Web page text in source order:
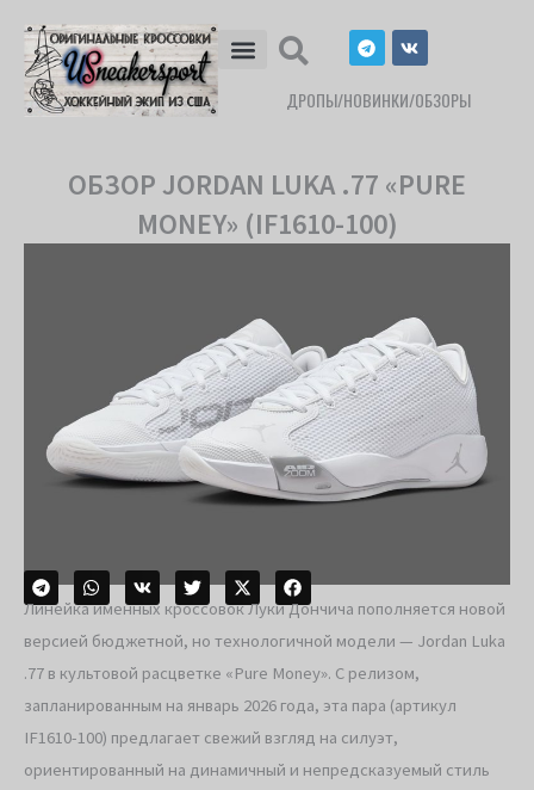
содержимому
T
e
l
e
g
V
k
ДРОПЫ/НОВИНКИ/ОБЗОРЫ
ОБЗОР JORDAN LUKA .77 «PURE
MONEY» (IF1610-100)
Линейка именных кроссовок Луки Дончича пополняется новой
версией бюджетной, но технологичной модели — Jordan Luka
.77 в культовой расцветке «Pure Money». С релизом,
запланированным на январь 2026 года, эта пара (артикул
IF1610-100) предлагает свежий взгляд на силуэт,
ориентированный на динамичный и непредсказуемый стиль